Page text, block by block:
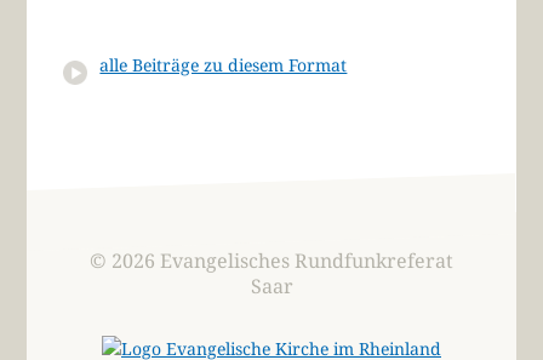
alle Beiträge zu diesem Format
© 2026 Evangelisches Rundfunkreferat
Saar